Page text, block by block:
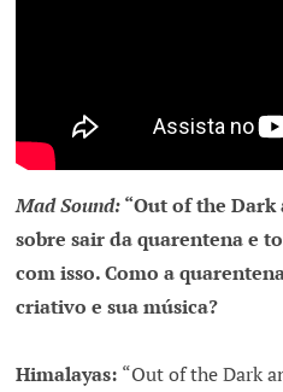
Mad Sound:“Out of the
sobre sair da quarentena e
com isso. Como a
criativo e sua música?
Himalayas: “Out of the Dark